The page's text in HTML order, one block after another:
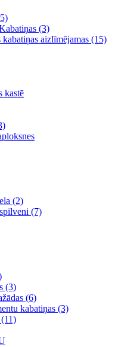
(3)
aizlīmējamas (15)
kastē
(2)
(7)
(3)
(6)
kabatiņas (3)